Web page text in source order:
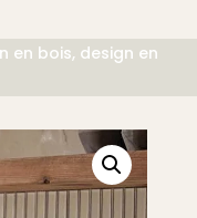
en bois, design en